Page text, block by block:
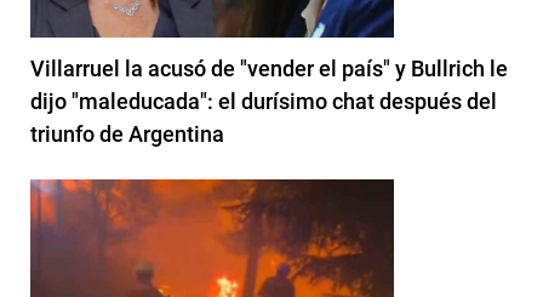
Villarruel la acusó de "vender el país" y Bullrich le
dijo "maleducada": el durísimo chat después del
triunfo de Argentina